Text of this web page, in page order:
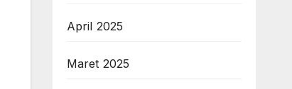
April 2025
Maret 2025